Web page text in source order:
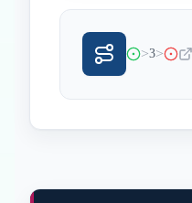
>3>